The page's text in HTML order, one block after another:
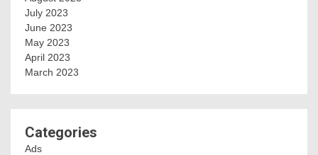
July 2023
June 2023
May 2023
April 2023
March 2023
Categories
Ads